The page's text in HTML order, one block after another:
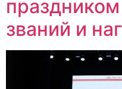
званий и